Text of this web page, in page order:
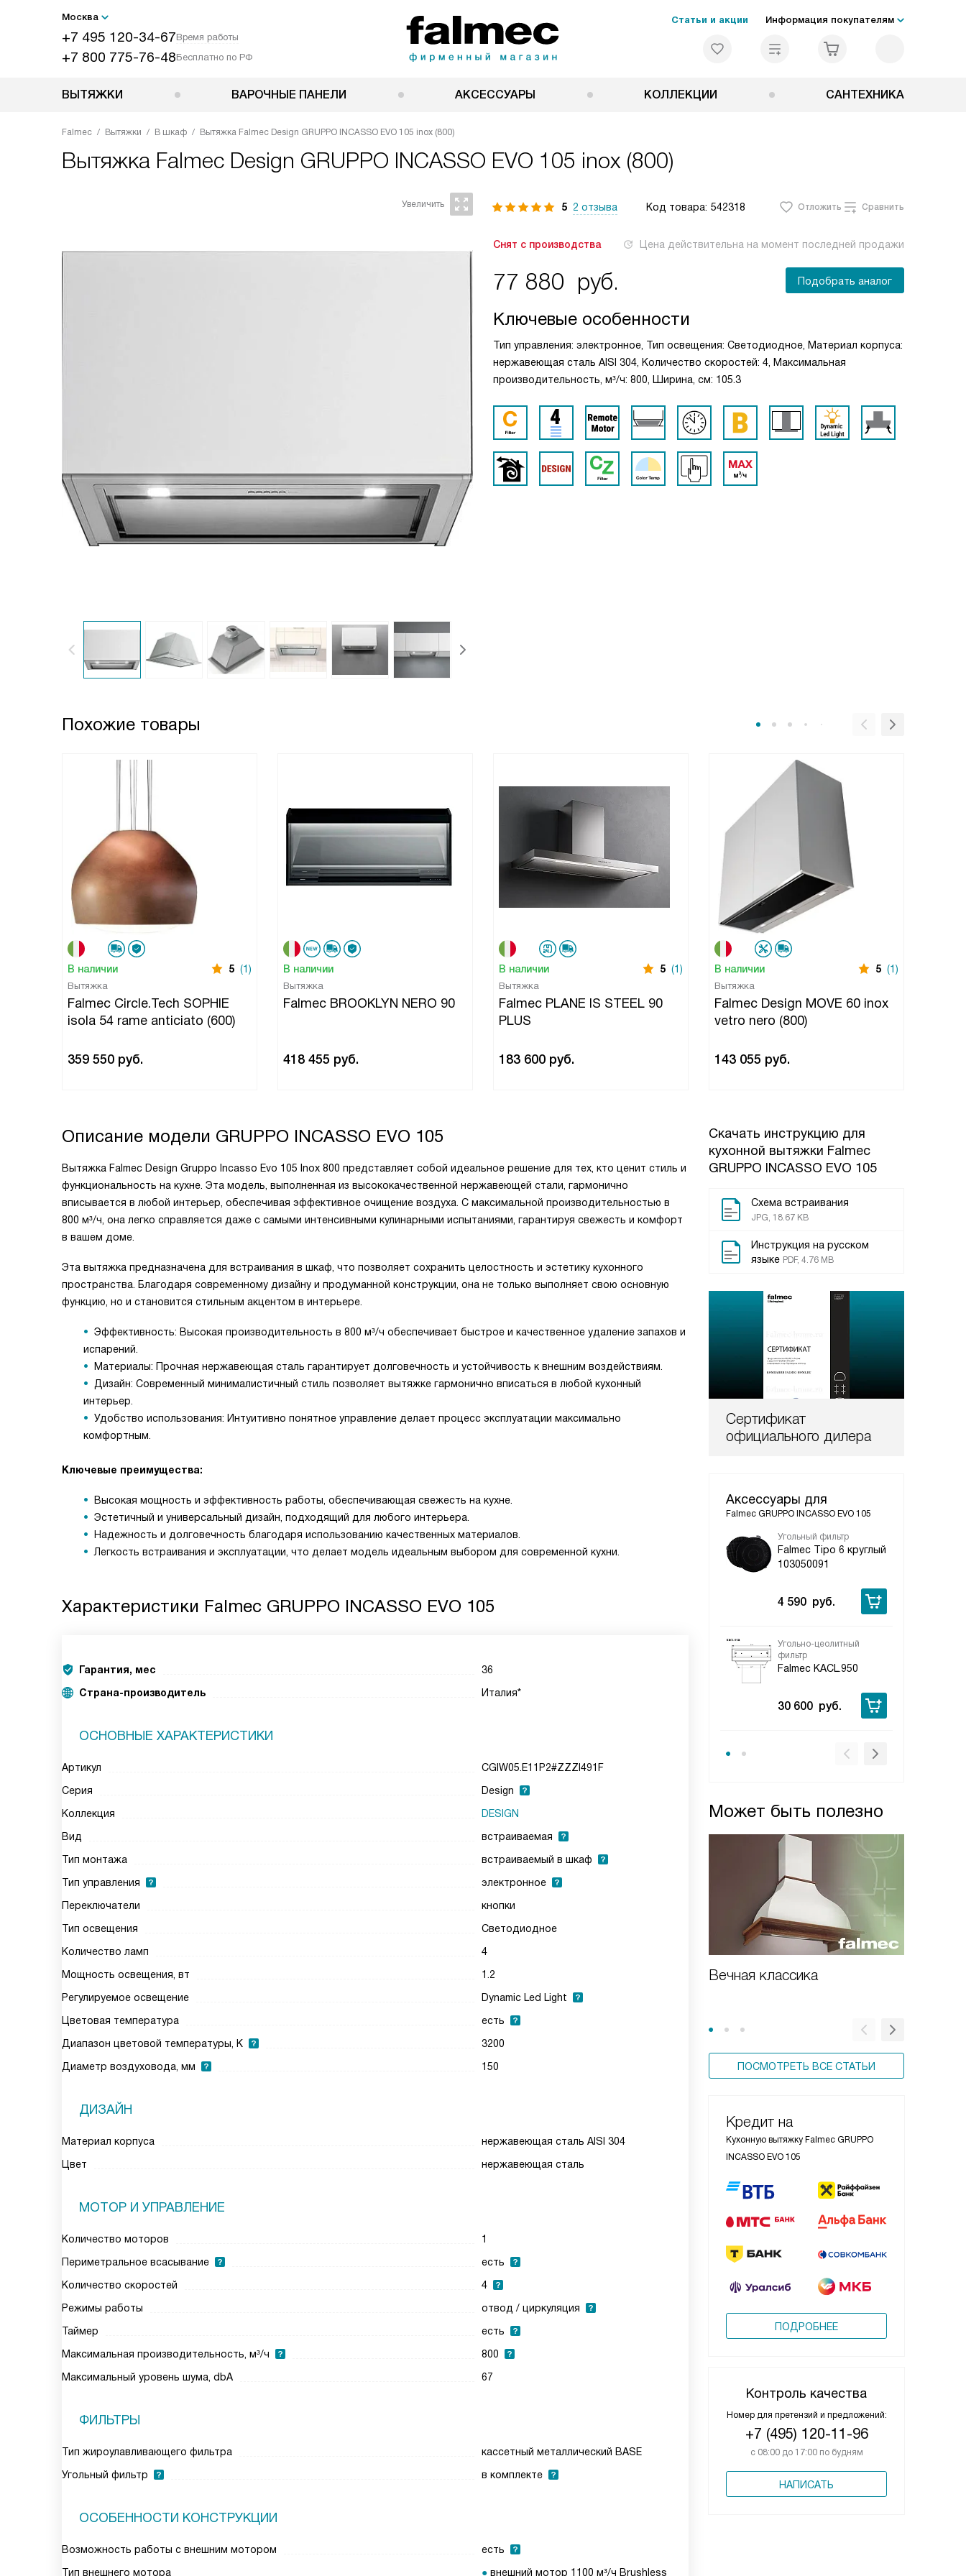
Москва
+7 495 120-34-67Время работы
+7 800 775-76-48Бесплатно по РФ
Статьи и акции Информация покупателям
ВЫТЯЖКИ ВАРОЧНЫЕ ПАНЕЛИ АКСЕССУАРЫ КОЛЛЕКЦИИ САНТЕХНИКА
Falmec Вытяжки В шкаф Вытяжка Falmec Design GRUPPO INCASSO EVO 105 inox (800)
Вытяжка Falmec Design GRUPPO INCASSO EVO 105 inox (800)
5 2 отзыва Код товара: 542318 Отложить Сравнить
Снят с производства Цена действительна на момент последней продажи
77 880 руб. Подобрать аналог
Ключевые особенности
Тип управления: электронное, Тип освещения: Светодиодное, Материал корпуса:
нержавеющая сталь AISI 304, Количество скоростей: 4, Максимальная
производительность, м³/ч: 800, Ширина, см: 105.3
Похожие товары
В наличии 5 (1)
Вытяжка
Falmec Circle.Tech SOPHIE
isola 54 rame anticiato (600)
359 550 руб.
В наличии
Вытяжка
Falmec BROOKLYN NERO 90
418 455 руб.
В наличии 5 (1)
Вытяжка
Falmec PLANE IS STEEL 90
PLUS
183 600 руб.
В наличии 5 (1)
Вытяжка
Falmec Design MOVE 60 inox
vetro nero (800)
143 055 руб.
Скачать инструкцию для
кухонной вытяжки Falmec
GRUPPO INCASSO EVO 105
Схема встраивания
JPG, 18.67 KB
Инструкция на русском
языке PDF, 4.76 MB
Сертификат
официального дилера
Аксессуары для
Falmec GRUPPO INCASSO EVO 105
Угольный фильтр
Falmec Tipo 6 круглый
103050091
4 590 руб.
Угольно-цеолитный
фильтр
Falmec KACL.950
30 600 руб.
Может быть полезно
Вечная классика
ПОСМОТРЕТЬ ВСЕ СТАТЬИ
Кредит на
Кухонную вытяжку Falmec GRUPPO
INCASSO EVO 105
ПОДРОБНЕЕ
Контроль качества
Номер для претензий и предложений:
+7 (495) 120-11-96
с 08:00 до 17:00 по будням
НАПИСАТЬ
Описание модели GRUPPO INCASSO EVO 105
Вытяжка Falmec Design Gruppo Incasso Evo 105 Inox 800 представляет собой идеальное решение для тех, кто ценит стиль и
функциональность на кухне. Эта модель, выполненная из высококачественной нержавеющей стали, гармонично
вписывается в любой интерьер, обеспечивая эффективное очищение воздуха. С максимальной производительностью в
800 м³/ч, она легко справляется даже с самыми интенсивными кулинарными испытаниями, гарантируя свежесть и комфорт
в вашем доме.
Эта вытяжка предназначена для встраивания в шкаф, что позволяет сохранить целостность и эстетику кухонного
пространства. Благодаря современному дизайну и продуманной конструкции, она не только выполняет свою основную
функцию, но и становится стильным акцентом в интерьере.
Эффективность: Высокая производительность в 800 м³/ч обеспечивает быстрое и качественное удаление запахов и
испарений.
Материалы: Прочная нержавеющая сталь гарантирует долговечность и устойчивость к внешним воздействиям.
Дизайн: Современный минималистичный стиль позволяет вытяжке гармонично вписаться в любой кухонный
интерьер.
Удобство использования: Интуитивно понятное управление делает процесс эксплуатации максимально
комфортным.
Ключевые преимущества:
Высокая мощность и эффективность работы, обеспечивающая свежесть на кухне.
Эстетичный и универсальный дизайн, подходящий для любого интерьера.
Надежность и долговечность благодаря использованию качественных материалов.
Легкость встраивания и эксплуатации, что делает модель идеальным выбором для современной кухни.
Характеристики Falmec GRUPPO INCASSO EVO 105
Гарантия, мес
36
Страна-производитель
Италия*
ОСНОВНЫЕ ХАРАКТЕРИСТИКИ
Артикул
CGIW05.E11P2#ZZZI491F
Серия
Design
Коллекция
DESIGN
Вид
встраиваемая
Тип монтажа
встраиваемый в шкаф
Тип управления
электронное
Переключатели
кнопки
Тип освещения
Светодиодное
Количество ламп
4
Мощность освещения, вт
1.2
Регулируемое освещение
Dynamic Led Light
Цветовая температура
есть
Диапазон цветовой температуры, К
3200
Диаметр воздуховода, мм
150
ДИЗАЙН
Материал корпуса
нержавеющая сталь AISI 304
Цвет
нержавеющая сталь
МОТОР И УПРАВЛЕНИЕ
Количество моторов
1
Периметральное всасывание
есть
Количество скоростей
4
Режимы работы
отвод / циркуляция
Таймер
есть
Максимальная производительность, м³/ч
800
Максимальный уровень шума, dbA
67
ФИЛЬТРЫ
Тип жироулавливающего фильтра
кассетный металлический BASE
Угольный фильтр
в комплекте
ОСОБЕННОСТИ КОНСТРУКЦИИ
Возможность работы с внешним мотором
есть
Тип внешнего мотора
внешний мотор 1100 м³/ч Brushless